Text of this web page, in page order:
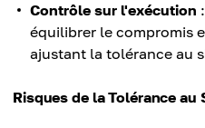
Contrôle sur l'exécution
équilibrer le compromis
ajustant la tolérance au
Risques de la Tolérance au